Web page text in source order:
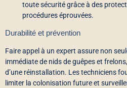
toute sécurité grâce à des
procédures éprouvées.
Durabilité et prévention
Faire appel à un expert assure non
immédiate de nids de guêpes et
d’une réinstallation. Les techniciens
limiter la colonisation future et